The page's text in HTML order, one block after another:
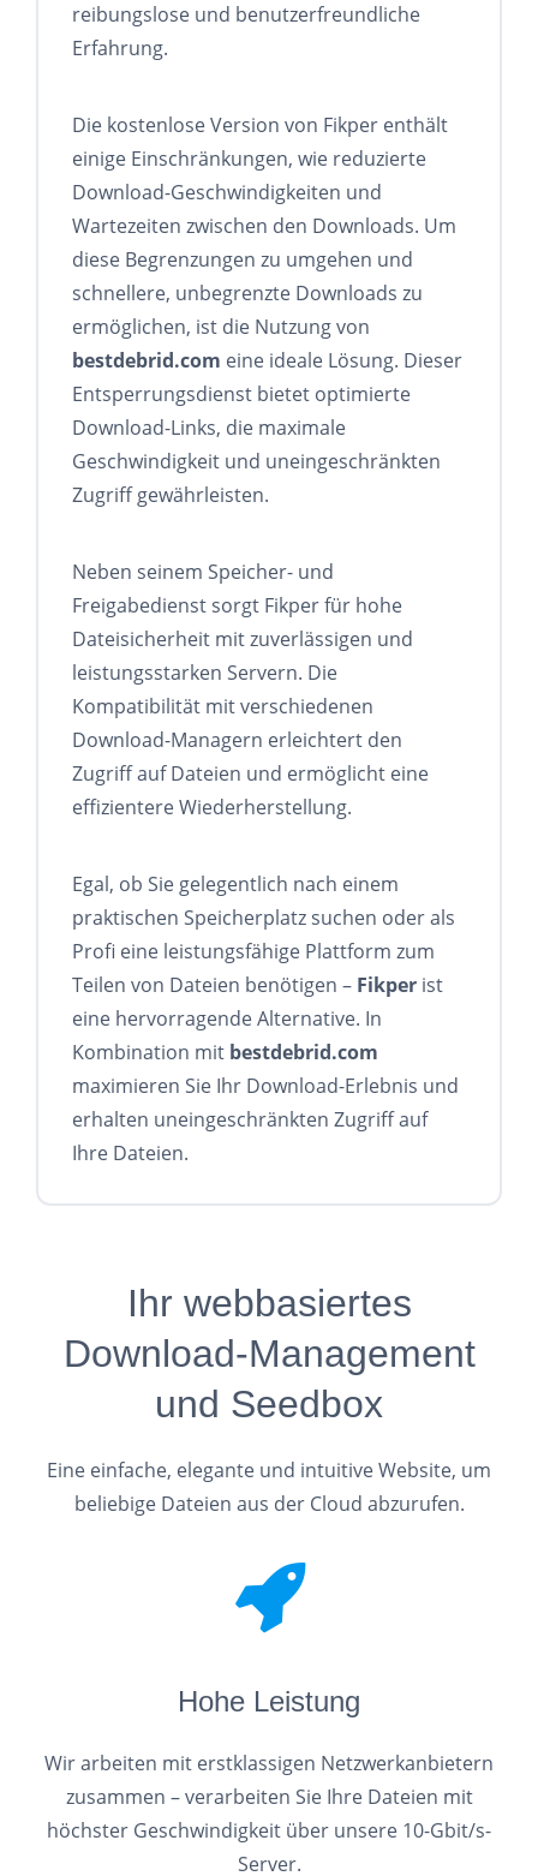
reibungslose und benutzerfreundliche
Erfahrung.
Die kostenlose Version von Fikper enthält
einige Einschränkungen, wie reduzierte
Download-Geschwindigkeiten und
Wartezeiten zwischen den Downloads. Um
diese Begrenzungen zu umgehen und
schnellere, unbegrenzte Downloads zu
ermöglichen, ist die Nutzung von
bestdebrid.com eine ideale Lösung. Dieser
Entsperrungsdienst bietet optimierte
Download-Links, die maximale
Geschwindigkeit und uneingeschränkten
Zugriff gewährleisten.
Neben seinem Speicher- und
Freigabedienst sorgt Fikper für hohe
Dateisicherheit mit zuverlässigen und
leistungsstarken Servern. Die
Kompatibilität mit verschiedenen
Download-Managern erleichtert den
Zugriff auf Dateien und ermöglicht eine
effizientere Wiederherstellung.
Egal, ob Sie gelegentlich nach einem
praktischen Speicherplatz suchen oder als
Profi eine leistungsfähige Plattform zum
Teilen von Dateien benötigen – Fikper ist
eine hervorragende Alternative. In
Kombination mit bestdebrid.com
maximieren Sie Ihr Download-Erlebnis und
erhalten uneingeschränkten Zugriff auf
Ihre Dateien.
Ihr webbasiertes
Download-Management
und Seedbox
Eine einfache, elegante und intuitive Website, um
beliebige Dateien aus der Cloud abzurufen.
Hohe Leistung
Wir arbeiten mit erstklassigen Netzwerkanbietern
zusammen – verarbeiten Sie Ihre Dateien mit
höchster Geschwindigkeit über unsere 10-Gbit/s-
Server.